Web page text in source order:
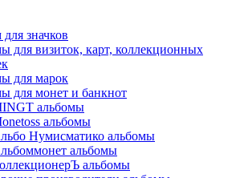
значков
для визиток, карт, коллекционных
для марок
для монет и банкнот
альбомы
альбомы
Нумисматико альбомы
альбомы
альбомы